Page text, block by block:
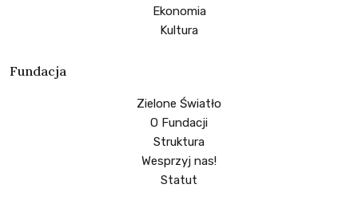
Ekonomia
Kultura
Fundacja
Zielone Światło
O Fundacji
Struktura
Wesprzyj nas!
Statut